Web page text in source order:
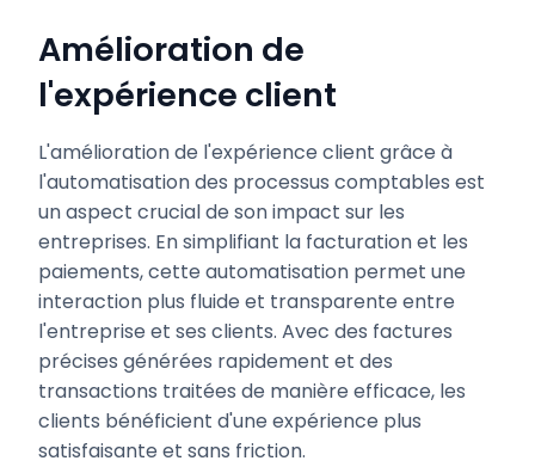
Amélioration de
l'expérience client
L'amélioration de l'expérience client grâce à
l'automatisation des processus comptables est
un aspect crucial de son impact sur les
entreprises. En simplifiant la facturation et les
paiements, cette automatisation permet une
interaction plus fluide et transparente entre
l'entreprise et ses clients. Avec des factures
précises générées rapidement et des
transactions traitées de manière efficace, les
clients bénéficient d'une expérience plus
satisfaisante et sans friction.